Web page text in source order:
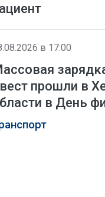
в 17:00
прошли в
в День